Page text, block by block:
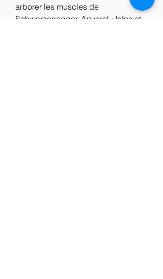
arborer les muscles de
Schwarzenegger. Anvarol : Infos et